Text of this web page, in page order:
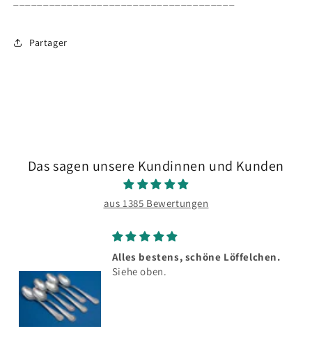
Partager
Das sagen unsere Kundinnen und Kunden
aus 1385 Bewertungen
Alles bestens, schöne Löffelchen.
Siehe oben.